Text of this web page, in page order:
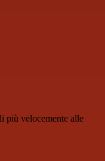
più velocemente alle